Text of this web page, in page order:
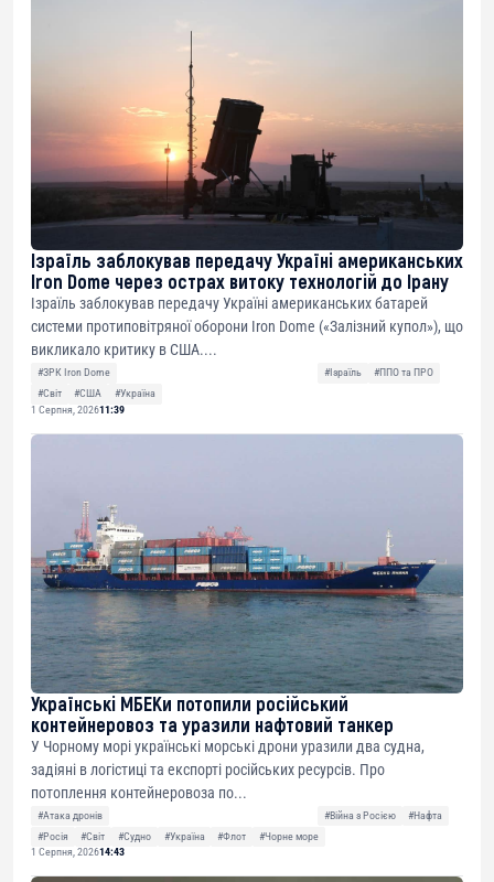
Ізраїль заблокував передачу Україні американських
Iron Dome через острах витоку технологій до Ірану
Ізраїль заблокував передачу Україні американських батарей
системи протиповітряної оборони Iron Dome («Залізний купол»), що
викликало критику в США....
#ЗРК Iron Dome #Ізраїль
#ППО та ПРО
#Світ
#США
#Україна
1 Серпня, 202611:39
Українські МБЕКи потопили російський
контейнеровоз та уразили нафтовий танкер
У Чорному морі українські морські дрони уразили два судна,
задіяні в логістиці та експорті російських ресурсів. Про
потоплення контейнеровоза по...
#Атака дронів #Війна з Росією
#Нафта
#Росія
#Світ #Судно #Україна #Флот
#Чорне море
1 Серпня, 202614:43